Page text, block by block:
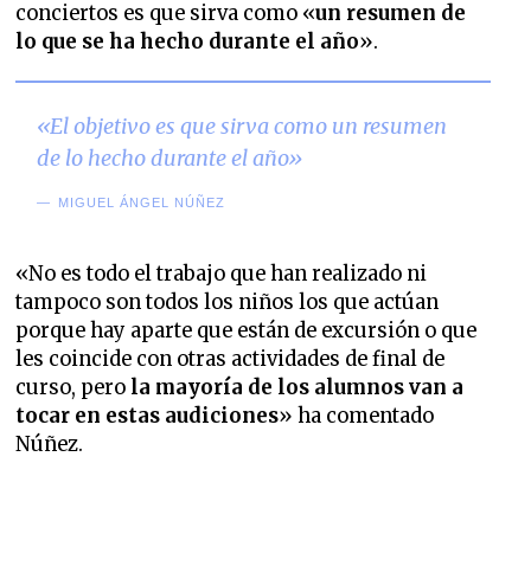
conciertos es que sirva como «un resumen de
lo que se ha hecho durante el año».
«El objetivo es que sirva como un resumen
de lo hecho durante el año»
MIGUEL ÁNGEL NÚÑEZ
«No es todo el trabajo que han realizado ni
tampoco son todos los niños los que actúan
porque hay aparte que están de excursión o que
les coincide con otras actividades de final de
curso, pero la mayoría de los alumnos van a
tocar en estas audiciones» ha comentado
Núñez.